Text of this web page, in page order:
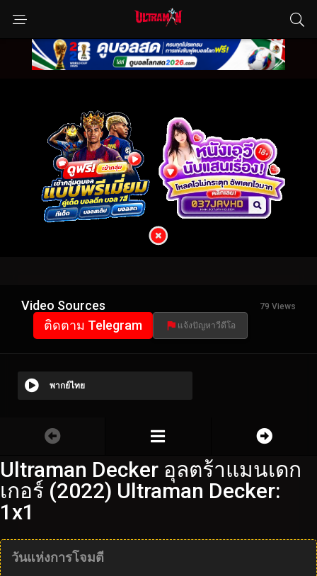
Video Sources 79 Views
ติดตาม Telegram แจ้งปัญหาวีดีโอ
พากย์ไทย
Ultraman Decker อุลตร้าแมนเดก
เกอร์ (2022) Ultraman Decker:
1x1
วันแห่งการโจมตี